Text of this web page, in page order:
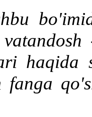
haqida